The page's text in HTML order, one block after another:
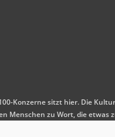
Konzerne sitzt hier. Die
Menschen zu Wort, die